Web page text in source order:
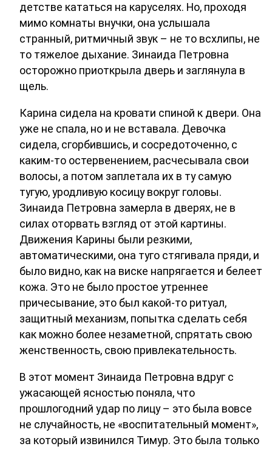
детстве кататься на каруселях. Но, проходя
мимо комнаты внучки, она услышала
странный, ритмичный звук – не то всхлипы, не
то тяжелое дыхание. Зинаида Петровна
осторожно приоткрыла дверь и заглянула в
щель.
Карина сидела на кровати спиной к двери. Она
уже не спала, но и не вставала. Девочка
сидела, сгорбившись, и сосредоточенно, с
каким-то остервенением, расчесывала свои
волосы, а потом заплетала их в ту самую
тугую, уродливую косицу вокруг головы.
Зинаида Петровна замерла в дверях, не в
силах оторвать взгляд от этой картины.
Движения Карины были резкими,
автоматическими, она туго стягивала пряди, и
было видно, как на виске напрягается и белеет
кожа. Это не было простое утреннее
причесывание, это был какой-то ритуал,
защитный механизм, попытка сделать себя
как можно более незаметной, спрятать свою
женственность, свою привлекательность.
В этот момент Зинаида Петровна вдруг с
ужасающей ясностью поняла, что
прошлогодний удар по лицу – это была вовсе
не случайность, не «воспитательный момент»,
за который извинился Тимур. Это была только